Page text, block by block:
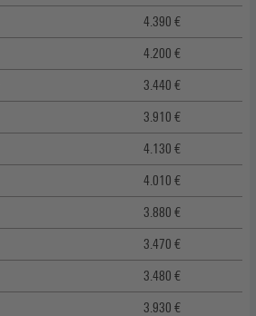
4.390 €
4.200 €
3.440 €
3.910 €
4.130 €
4.010 €
3.880 €
3.470 €
3.480 €
3.930 €